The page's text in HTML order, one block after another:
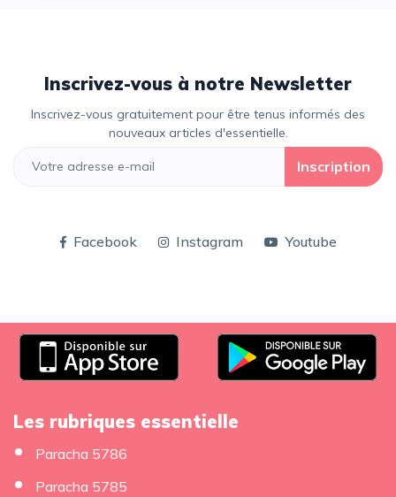
Inscrivez-vous à notre Newsletter
Inscrivez-vous gratuitement pour être tenus informés des
nouveaux articles d'essentielle.
Inscription
Facebook Instagram Youtube
Les rubriques essentielle
Paracha 5786
Paracha 5785